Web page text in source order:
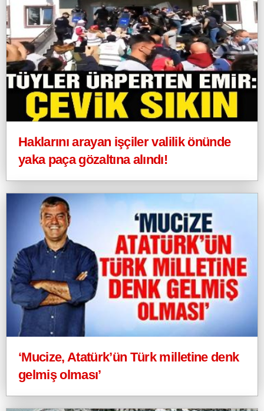
Haklarını arayan işçiler valilik önünde
yaka paça gözaltına alındı!
‘Mucize, Atatürk’ün Türk milletine denk
gelmiş olması’